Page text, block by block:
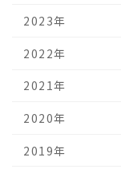
2023年
2022年
2021年
2020年
2019年